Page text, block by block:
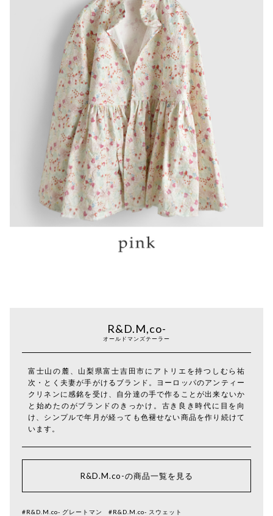
R&D.M,co-
オールドマンズテーラー
富士山の麓、山梨県富士吉田市にアトリエを持つしむら祐
次・とく夫妻が手がけるブランド。ヨーロッパのアンティー
クリネンに感銘を受け、自分達の手で作ることが出来ないか
と始めたのがブランドのきっかけ。古き良き時代に目を向
け、シンプルで年月が経っても色褪せない商品を作り続けて
います。
R&D.M.co-の商品一覧を見る
#R&D.M.co- グレートマン #R&D.M.co- スウェット